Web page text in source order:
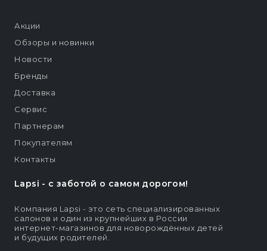
Lapsi - c заботой о самом дорогом!
Компания Lapsi - это сеть специализированных
салонов и один из крупнейших в России
интернет-магазинов для новорождённых детей
и будущих родителей.
Акции
Обзоры и новинки
Новости
Бренды
Доставка
Сервис
Партнерам
Покупателям
Контакты